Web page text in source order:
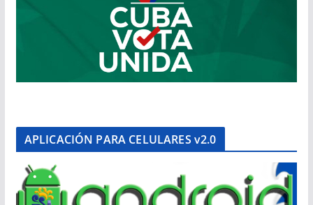
APLICACIÓN PARA CELULARES v2.0